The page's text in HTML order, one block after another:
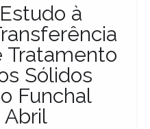
à
Tratamento
Sólidos
Funchal
Abril